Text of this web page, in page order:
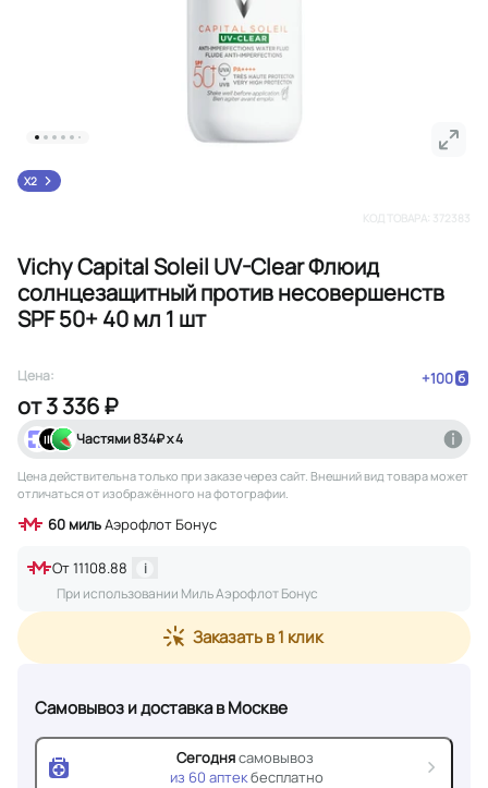
Vichy Capital Soleil UV-Clear Флюид
солнцезащитный против несовершенств
SPF 50+ 40 мл 1 шт
X2
Цена: +100
от3 336 ₽
Частями834₽ х 4
Цена действительна только при заказе через сайт. Внешний вид товара может
отличаться от изображённого на фотографии.
60 мильАэрофлот Бонус
От11108.88
i
При использовании Миль Аэрофлот Бонус
Заказать в 1 клик
Самовывоз и доставкав Москве
Сегоднясамовывоз
из 60 аптекбесплатно